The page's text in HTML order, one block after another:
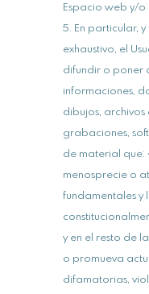
Espacio web y/o
En particular,
exhaustivo, el
difundir o poner
informaciones,
dibujos,
grabaciones,
de material que:
menosprecie o
fundamentales y
y en el resto de
o promueva
difamatorias,